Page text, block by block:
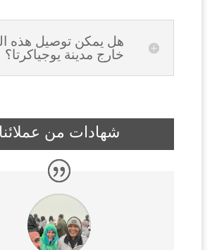
هل يمكن توصيل هذه
خارج مدينة يوجياكرتا؟
شهادات من عملائنا